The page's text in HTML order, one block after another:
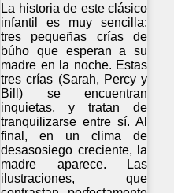
La historia de este clásico
infantil es muy sencilla:
tres pequeñas crías de
búho que esperan a su
madre en la noche. Estas
tres crías (Sarah, Percy y
Bill) se encuentran
inquietas, y tratan de
tranquilizarse entre sí. Al
final, en un clima de
desasosiego creciente, la
madre aparece. Las
ilustraciones, que